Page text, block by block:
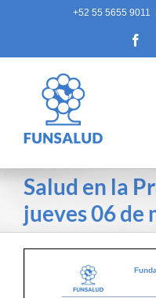
+52 55 5655 9011
Salud en la
jueves 06 de